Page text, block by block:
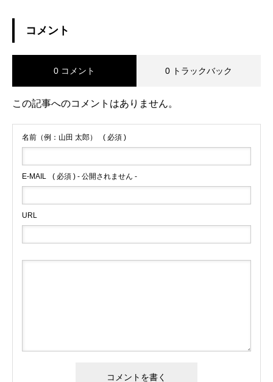
コメント
0 コメント 0 トラックバック
この記事へのコメントはありません。
名前（例：山田 太郎） ( 必須 )
E-MAIL ( 必須 ) - 公開されません -
URL